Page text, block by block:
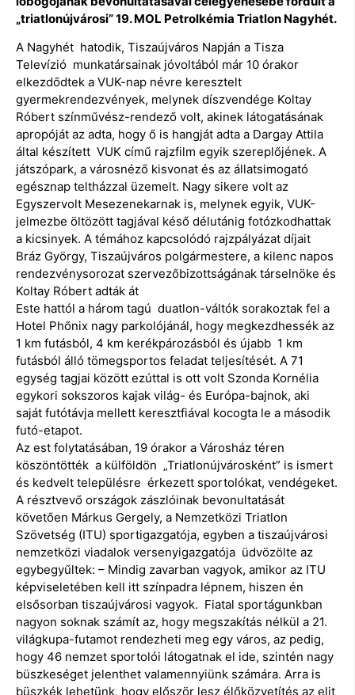
„triatlonújvárosi” 19. MOL Petrolkémia Triatlon Nagyhét.
A Nagyhét hatodik, Tiszaújváros Napján a Tisza
Televízió munkatársainak jóvoltából már 10 órakor
elkezdődtek a VUK-nap névre keresztelt
gyermekrendezvények, melynek díszvendége Koltay
Róbert színművész-rendező volt, akinek látogatásának
apropóját az adta, hogy ő is hangját adta a Dargay Attila
által készített VUK című rajzfilm egyik szereplőjének. A
játszópark, a városnéző kisvonat és az állatsimogató
egésznap teltházzal üzemelt. Nagy sikere volt az
Egyszervolt Mesezenekarnak is, melynek egyik, VUK-
jelmezbe öltözött tagjával késő délutánig fotózkodhattak
a kicsinyek. A témához kapcsolódó rajzpályázat díjait
Bráz György, Tiszaújváros polgármestere, a kilenc napos
rendezvénysorozat szervezőbizottságának társelnöke és
Koltay Róbert adták át
Este hattól a három tagú duatlon-váltók sorakoztak fel a
Hotel Phőnix nagy parkolójánál, hogy megkezdhessék az
1 km futásból, 4 km kerékpározásból és újabb 1 km
futásból álló tömegsportos feladat teljesítését. A 71
egység tagjai között ezúttal is ott volt Szonda Kornélia
egykori sokszoros kajak világ- és Európa-bajnok, aki
saját futótávja mellett keresztfiával kocogta le a második
futó-etapot.
Az est folytatásában, 19 órakor a Városház téren
köszöntötték a külföldön „Triatlonújvárosként” is ismert
és kedvelt településre érkezett sportolókat, vendégeket.
A résztvevő országok zászlóinak bevonultatását
követően Márkus Gergely, a Nemzetközi Triatlon
Szövetség (ITU) sportigazgatója, egyben a tiszaújvárosi
nemzetközi viadalok versenyigazgatója üdvözölte az
egybegyűltek: – Mindig zavarban vagyok, amikor az ITU
képviseletében kell itt színpadra lépnem, hiszen én
elsősorban tiszaújvárosi vagyok. Fiatal sportágunkban
nagyon soknak számít az, hogy megszakítás nélkül a 21.
világkupa-futamot rendezheti meg egy város, az pedig,
hogy 46 nemzet sportolói látogatnak el ide, szintén nagy
büszkeséget jelenthet valamennyiünk számára. Arra is
büszkék lehetünk, hogy először lesz élőközvetítés az elit